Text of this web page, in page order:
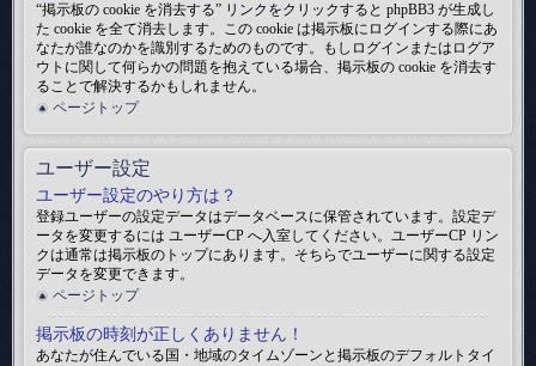
“掲示板の cookie を消去する” リンクをクリックすると phpBB3 が生成し
た cookie を全て消去します。この cookie は掲示板にログインする際にあ
なたが誰なのかを識別するためのものです。もしログインまたはログア
ウトに関して何らかの問題を抱えている場合、掲示板の cookie を消去す
ることで解決するかもしれません。
ページトップ
ユーザー設定
ユーザー設定のやり方は？
登録ユーザーの設定データはデータベースに保管されています。設定デ
ータを変更するには ユーザーCP へ入室してください。ユーザーCP リン
クは通常は掲示板のトップにあります。そちらでユーザーに関する設定
データを変更できます。
ページトップ
掲示板の時刻が正しくありません！
あなたが住んでいる国・地域のタイムゾーンと掲示板のデフォルトタイ